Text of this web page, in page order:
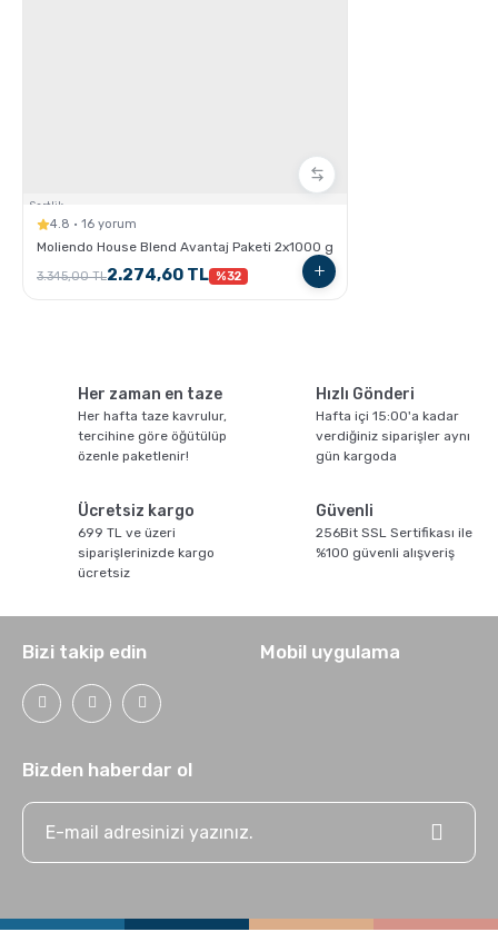
Cortado Nasıl Yapılır ?
Termosu
Sertlik:
4.8 · 16 yorum
Moliendo House Blend Avantaj Paketi 2x1000 g
3.345,00 TL2.274,60 TL %32
Her zaman en taze
Her hafta taze kavrulur,
tercihine göre öğütülüp
özenle paketlenir!
Hızlı Gönderi
Hafta içi 15:00'a kadar
verdiğiniz siparişler aynı
gün kargoda
Ücretsiz kargo
699 TL ve üzeri
siparişlerinizde kargo
ücretsiz
Güvenli
256Bit SSL Sertifikası ile
%100 güvenli alışveriş
Bizi takip edin
Bizden haberdar ol
Mobil uygulama